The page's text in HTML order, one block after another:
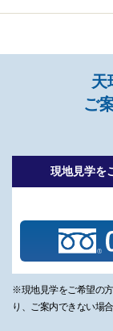
天
ご
現地見学を
※現地見学をご希望の
り、ご案内できない場